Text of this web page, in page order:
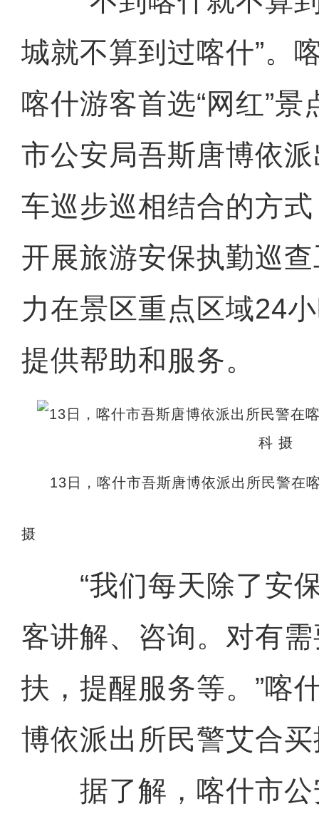
城就不算到过喀什”。
喀什游客首选“网红”
市公安局吾斯唐博依
车巡步巡相结合的方
开展旅游安保执勤巡
力在景区重点区域24
提供帮助和服务。
13日，喀什市吾斯唐博依派出所民警在
摄
“我们每天除了安保
客讲解、咨询。对有
扶，提醒服务等。”喀
博依派出所民警艾合
据了解，喀什市公